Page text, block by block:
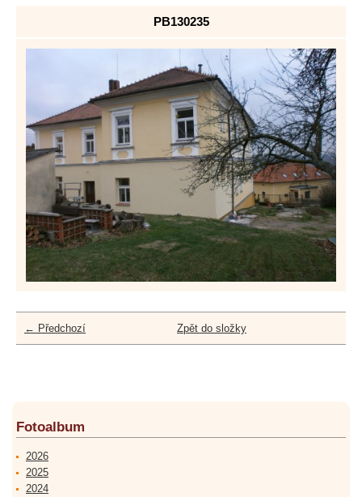
PB130235
← Předchozí Zpět do složky
Fotoalbum
2026
2025
2024